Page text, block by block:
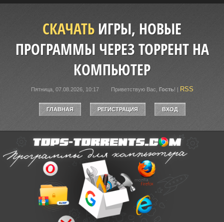
СКАЧАТЬИГРЫ, НОВЫЕ
ПРОГРАММЫ ЧЕРЕЗ ТОРРЕНТ НА
КОМПЬЮТЕР
Пятница, 07.08.2026, 10:17 Приветствую Вас Гость! | RSS
ГЛАВНАЯ РЕГИСТРАЦИЯ ВХОД